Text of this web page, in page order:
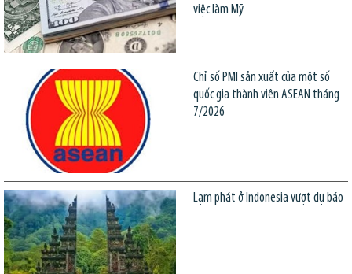
việc làm Mỹ
Chỉ số PMI sản xuất của một số
quốc gia thành viên ASEAN tháng
7/2026
Lạm phát ở Indonesia vượt dự báo